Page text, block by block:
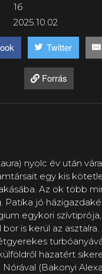
16
2025.10.02
Twitter
Forrás
nyolc év után
egy kis
Az ok több
Patika jó
egykori
is kerül az
hazatért
(Bakonyi